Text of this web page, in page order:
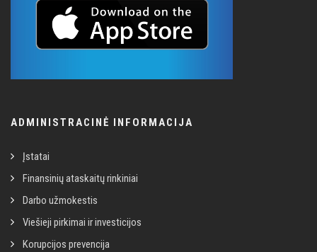
ADMINISTRACINĖ INFORMACIJA
Įstatai
Finansinių ataskaitų rinkiniai
Darbo užmokestis
Viešieji pirkimai ir investicijos
Korupcijos prevencija